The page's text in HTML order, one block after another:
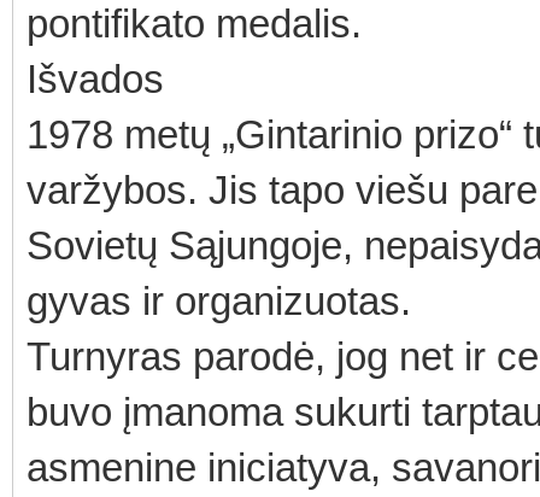
pontifikato medalis.
Išvados
1978 metų „Gintarinio
varžybos. Jis tapo viešu
Sovietų Sąjungoje,
gyvas ir organizuotas.
Turnyras parodė, jog net ir
buvo įmanoma sukurti
asmenine iniciatyva,